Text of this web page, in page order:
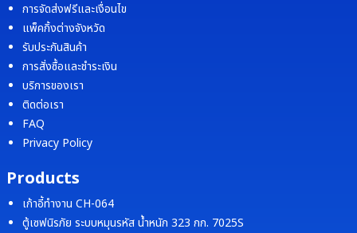
การจัดส่งฟรีและเงื่อนไข
แพ็คกิ้งต่างจังหวัด
รับประกันสินค้า
การสั่งซื้อและชำระเงิน
บริการของเรา
ติดต่อเรา
FAQ
Privacy Policy
Products
เก้าอี้ทำงาน CH-064
ตู้เซฟนิรภัย ระบบหมุนรหัส น้ำหนัก 323 กก. 7025S